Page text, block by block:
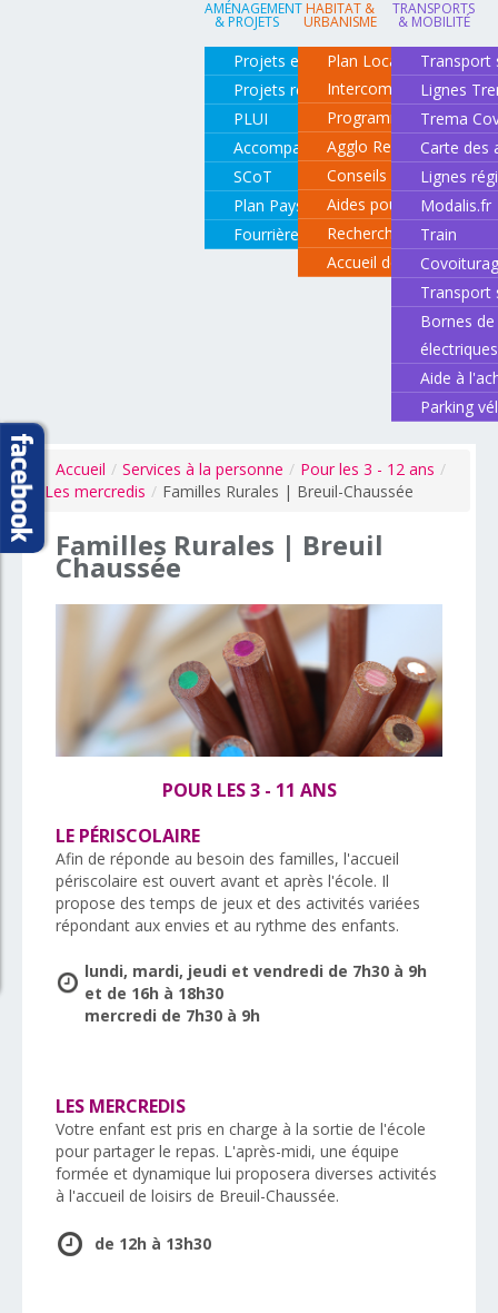
AMÉNAGEMENT
& PROJETS
Projets en cours
Projets réalisés
PLUI
Accompagnement de projets
SCoT
Plan Paysage
Fourrière animale
HABITAT &
URBANISME
Plan Local d'Urbanisme
Intercommunal
Programme local de
Agglo Renov
Conseils pour rénover
Aides pour rénover
Recherche d'un
Accueil des gens du
TRANSPORTS
& MOBILITÉ
Transport
Lignes
Trema
Carte des
Lignes
Modalis.fr
Train
Transport
Bornes
électriques
Aide à
Parking
Accueil / Services à la personne / Pour les 3 - 12 ans /
Les mercredis / Familles Rurales | Breuil-Chaussée
Familles Rurales | Breuil
Chaussée
POUR LES 3 - 11 ANS
LE PÉRISCOLAIRE
Afin de réponde au besoin des familles, l'accueil
périscolaire est ouvert avant et après l'école. Il
propose des temps de jeux et des activités variées
répondant aux envies et au rythme des enfants.
lundi, mardi, jeudi et vendredi de 7h30 à 9h
et de 16h à 18h30
mercredi de 7h30 à 9h
LES MERCREDIS
Votre enfant est pris en charge à la sortie de l'école
pour partager le repas. L'après-midi, une équipe
formée et dynamique lui proposera diverses activités
à l'accueil de loisirs de Breuil-Chaussée.
de 12h à 13h30